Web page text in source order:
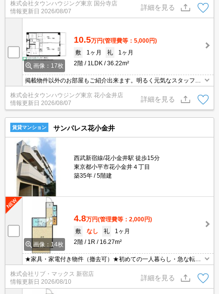
株式会社タウンハウジング東京 国分寺店
情報更新日 2026/08/07
詳細を見る
画像：17枚
10.5万円(管理費等：5,000円)
敷
1ヶ月 礼
1ヶ月
2階
1LDK 36.22m²
掲載物件以外のお部屋もご紹介出来ます。明るく元気なスタッフが
丁寧にご対応させていただきます。オンラインで見学・接客可能で
す！お気軽にお問い合わせ下さい☆★
株式会社タウンハウジング東京 花小金井店
情報更新日 2026/08/07
詳細を見る
賃貸マンション サンパレス花小金井
西武新宿線/花小金井駅 徒歩15分
東京都小平市花小金井４丁目
築35年
5階建
画像：14枚
4.8万円(管理費等：2,000円)
敷
なし 礼
1ヶ月
2階
1R 16.27m²
★家具・家電付き物件（撤去可）★初めての一人暮らし・急な転勤
などにオススメ★当社グループ管理のため諸条件相談可能となって
おり、モバイルWiFiも無料でレンタル・初期費用クレジット支払可
能です♪土日祝日は混み合いますのでお早めにご予約ください。オン
ライン内覧・契約可能な為一度も来店せずとも問題ありません♪
株式会社リブ・マックス 新宿店
情報更新日 2026/08/10
詳細を見る